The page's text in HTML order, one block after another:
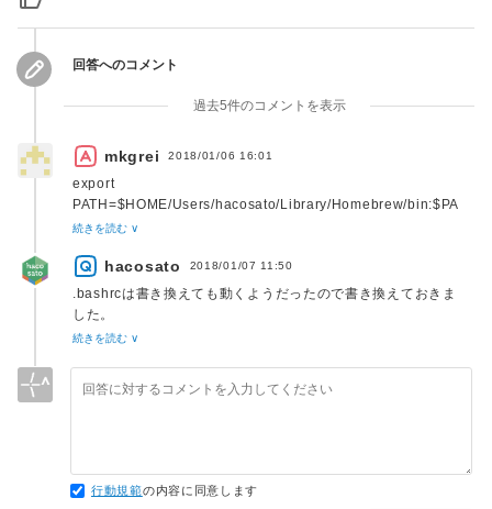
回答へのコメント
過去5件のコメントを表示
mkgrei 2018/01/06 16:01
export
PATH=$HOME/Users/hacosato/Library/Homebrew/bin:$PA
TH
HOMEBREW_CACHE=$HOME/Users/hacosato/Library/Ho
mebrew/cashe
であるべきではないですか？
一般的に「~」と「＄HOME」は同じものです。
https://blog.glatts.com/blog/imai/?p=886
続きを読む ∨
hacosato 2018/01/07 11:50
.bashrcは書き換えても動くようだったので書き換えておきま
した。
た????
続きを読む ∨
行動規範の内容に同意します